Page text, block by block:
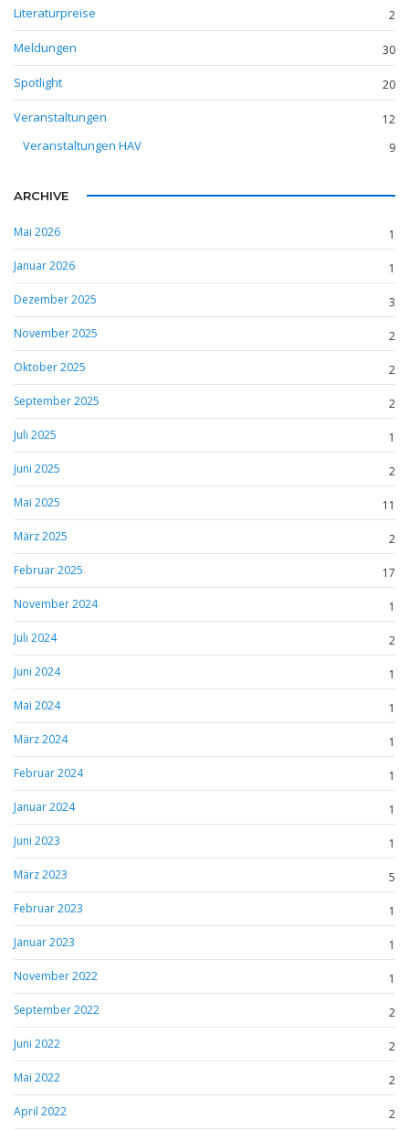
Literaturpreise 2
Meldungen 30
Spotlight 20
Veranstaltungen 12
Veranstaltungen HAV 9
ARCHIVE
Mai 2026
1
Januar 2026
1
Dezember 2025
3
November 2025
2
Oktober 2025
2
September 2025
2
Juli 2025
1
Juni 2025
2
Mai 2025
11
März 2025
2
Februar 2025
17
November 2024
1
Juli 2024
2
Juni 2024
1
Mai 2024
1
März 2024
1
Februar 2024
1
Januar 2024
1
Juni 2023
1
März 2023
5
Februar 2023
1
Januar 2023
1
November 2022
1
September 2022
2
Juni 2022
2
Mai 2022
2
April 2022
2